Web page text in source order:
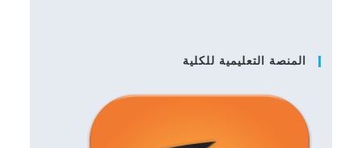
المنصة التعليمية للكلية